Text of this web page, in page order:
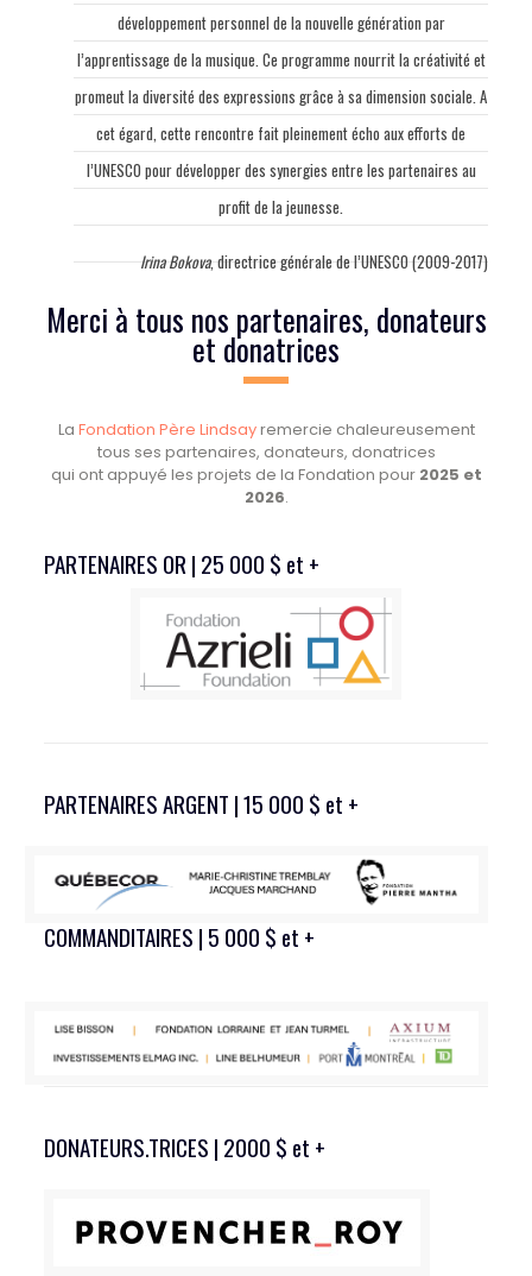
développement personnel de la nouvelle génération par
l’apprentissage de la musique. Ce programme nourrit la créativité et
promeut la diversité des expressions grâce à sa dimension sociale. A
cet égard, cette rencontre fait pleinement écho aux efforts de
l’UNESCO pour développer des synergies entre les partenaires au
profit de la jeunesse.
Irina Bokova, directrice générale de l’UNESCO (2009-2017)
Merci à tous nos partenaires, donateurs
et donatrices
La Fondation Père Lindsayremercie chaleureusement
tous ses partenaires, donateurs, donatrices
qui ont appuyé les projets de la Fondation pour 2025 et
2026.
PARTENAIRES OR | 25 000 $ et +
PARTENAIRES ARGENT | 15 000 $ et +
COMMANDITAIRES | 5 000 $ et +
DONATEURS.TRICES | 2000 $ et +